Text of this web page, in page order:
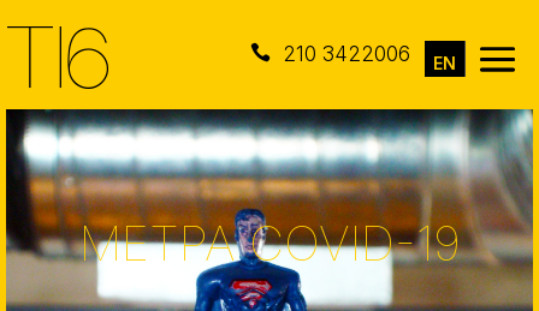
 210 3422006 EN
ΜΕΤΡΑ COVID-19